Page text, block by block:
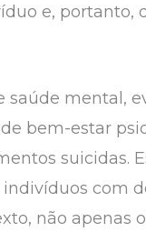
e, portanto,
saúde mental,
bem-estar
suicidas.
com
não apenas